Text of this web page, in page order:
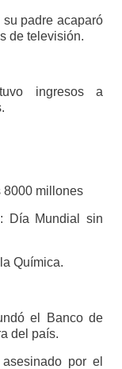
padre acaparó
de televisión.
ingresos a
8000 millones
Día Mundial sin
Química.
el Banco de
del país.
por el